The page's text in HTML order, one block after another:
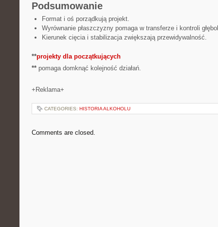
Podsumowanie
Format i oś porządkują projekt.
Wyrównanie płaszczyzny pomaga w transferze i kontroli
Kierunek cięcia i stabilizacja zwiększają przewidywalność.
**projekty dla początkujących
** pomaga domknąć kolejność działań.
+Reklama+
CATEGORIES: HISTORIA ALKOHOLU
Comments are closed.